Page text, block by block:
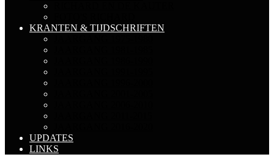
KRANTEN & TIJDSCHRIFTEN
UPDATES
LINKS